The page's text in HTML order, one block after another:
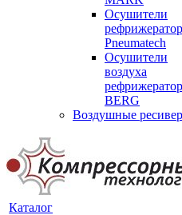
Осушители
Pneumatech
Осушители
воздуха
BERG
Воздушные
Каталог